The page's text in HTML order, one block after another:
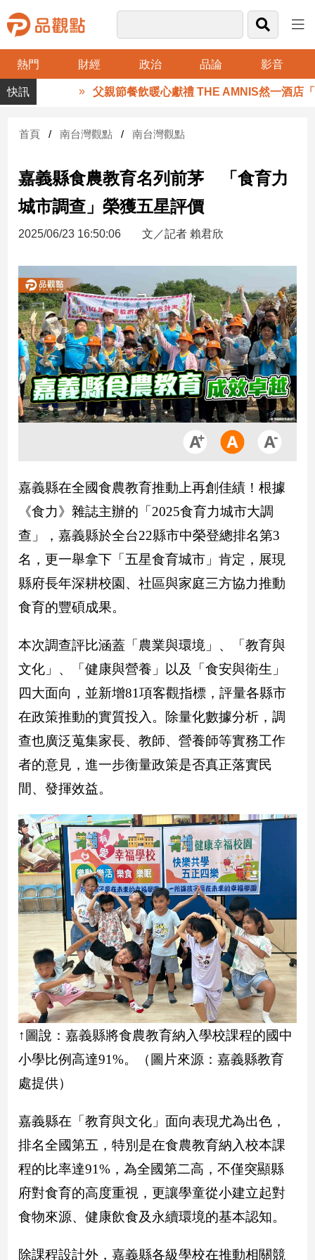
熱門 財經 政治 品論 影音
品
觀
財
台
財
新
產
經/
股
市
房
地
產
品
政
治
政
治
焦
品
觀
民
調
國
會
點
觀
點
兩
岸/
國
際
社
會/
地
方
新
冠
病
毒
專
區
南
灣
觀
點
南
台
灣
父親節餐飲暖心獻禮 THE AMNIS然一酒店「夏
首頁 南台灣觀點 南台灣觀點
嘉義縣食農教育名列前茅 「食育力
城市調查」榮獲五星評價
2025/06/23 16:50:06 文／記者 賴君欣
嘉義縣在全國食農教育推動上再創佳績！根據
《食力》雜誌主辦的「2025食育力城市大調
查」，嘉義縣於全台22縣市中榮登總排名第3
名，更一舉拿下「五星食育城市」肯定，展現
縣府長年深耕校園、社區與家庭三方協力推動
食育的豐碩成果。
本次調查評比涵蓋「農業與環境」、「教育與
文化」、「健康與營養」以及「食安與衛生」
四大面向，並新增81項客觀指標，評量各縣市
在政策推動的實質投入。除量化數據分析，調
查也廣泛蒐集家長、教師、營養師等實務工作
者的意見，進一步衡量政策是否真正落實民
間、發揮效益。
↑圖說：嘉義縣將食農教育納入學校課程的國中
小學比例高達91%。（圖片來源：嘉義縣教育
處提供）
嘉義縣在「教育與文化」面向表現尤為出色，
排名全國第五，特別是在食農教育納入校本課
程的比率達91%，為全國第二高，不僅突顯縣
府對食育的高度重視，更讓學童從小建立起對
食物來源、健康飲食及永續環境的基本認知。
除課程設計外，嘉義縣各級學校在推動相關競